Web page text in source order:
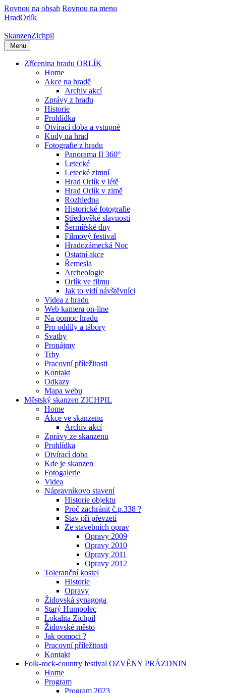
Rovnou na obsah Rovnou na menu
HradOrlík
SkanzenZichpil
Menu
Zřícenina hradu ORLÍK
Home
Akce na hradě
Archiv akcí
Zprávy z hradu
Historie
Prohlídka
Otvírací doba a vstupné
Kudy na hrad
Fotografie z hradu
Panorama II 360°
Letecké
Letecké zimní
Hrad Orlík v létě
Hrad Orlík v zimě
Rozhledna
Historické fotografie
Středověké slavnosti
Šermířské dny
Filmový festival
Hradozámecká Noc
Ostatní akce
Řemesla
Archeologie
Orlík ve filmu
Jak to vidí návštěvníci
Videa z hradu
Web kamera on-line
Na pomoc hradu
Pro oddíly a tábory
Svatby
Pronájmy
Trhy
Pracovní příležitosti
Kontakt
Odkazy
Mapa webu
Městský skanzen ZICHPIL
Home
Akce ve skanzenu
Archiv akcí
Zprávy ze skanzenu
Prohlídka
Otvírací doba
Kde je skanzen
Fotogalerie
Videa
Nápravníkovo stavení
Historie objektu
Proč zachránit č.p.338 ?
Stav při převzetí
Ze stavebních oprav
Opravy 2009
Opravy 2010
Opravy 2011
Opravy 2012
Toleranční kostel
Historie
Opravy
Židovská synagoga
Starý Humpolec
Lokalita Zichpil
Židovské město
Jak pomoci ?
Pracovní příležitosti
Kontakt
Folk-rock-country festival OZVĚNY PRÁZDNIN
Home
Program
Program 2023